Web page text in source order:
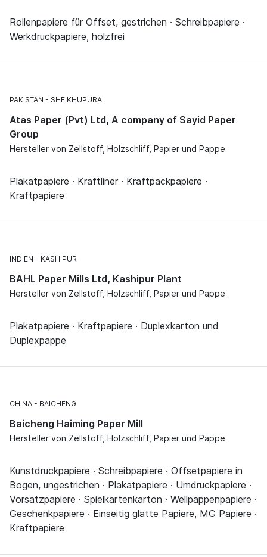
Rollenpapiere für Offset, gestrichen · Schreibpapiere ·
Werkdruckpapiere, holzfrei
PAKISTAN SHEIKHUPURA
Atas Paper (Pvt) Ltd, A company of Sayid Paper
Group
Hersteller von Zellstoff, Holzschliff, Papier und Pappe
Plakatpapiere · Kraftliner · Kraftpackpapiere ·
Kraftpapiere
INDIEN KASHIPUR
BAHL Paper Mills Ltd, Kashipur Plant
Hersteller von Zellstoff, Holzschliff, Papier und Pappe
Plakatpapiere · Kraftpapiere · Duplexkarton und
Duplexpappe
CHINA BAICHENG
Baicheng Haiming Paper Mill
Hersteller von Zellstoff, Holzschliff, Papier und Pappe
Kunstdruckpapiere · Schreibpapiere · Offsetpapiere in
Bogen, ungestrichen · Plakatpapiere · Umdruckpapiere ·
Vorsatzpapiere · Spielkartenkarton · Wellpappenpapiere ·
Geschenkpapiere · Einseitig glatte Papiere, MG Papiere ·
Kraftpapiere